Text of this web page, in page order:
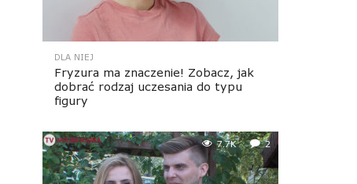
DLA NIEJ
Fryzura ma znaczenie! Zobacz, jak
dobrać rodzaj uczesania do typu
figury
7.7K 2